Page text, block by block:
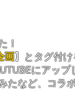
！
画】とタグ付
にアッ
たなど、コラ